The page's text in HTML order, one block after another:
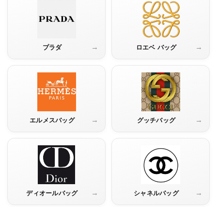
BLOG
プラダ → ロエベ バッグ →
エルメスバッグ → グッチバッグ →
ディオールバッグ → シャネルバッグ →